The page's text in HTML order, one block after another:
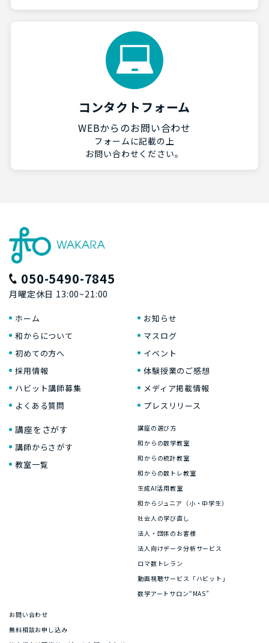
コンタクトフォーム
WEBからのお問い合わせ
フォームに記載の上
お問い合わせください。
050-5490-7845
月曜定休日 13:00~21:00
ホーム
和からについて
初めての方へ
採用情報
ハビット講師募集
よくある質問
お知らせ
マスログ
イベント
体験授業のご感想
メディア掲載情報
プレスリリース
講座をさがす
講師からさがす
教室一覧
講座の選び方
和からの数学教室
和からの統計教室
和からの数トレ教室
生成AI活用教室
和からジュニア（小・中学生）
社会人の学び直し
法人・団体のお客様
法人向けデータ分析サービス
ロマ数トレラン
動画視聴サービス「ハビット」
数学アートサロン“MAS”
お問い合わせ
無料相談お申し込み